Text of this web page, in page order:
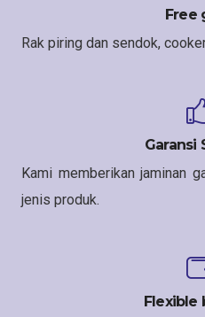
Free
Rak piring dan sendok,
Garansi
Kami memberikan jaminan
jenis produk.
Flexible